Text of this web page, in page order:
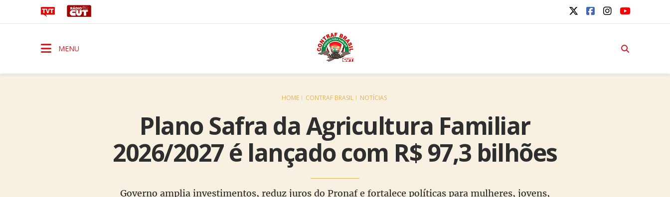
MENU
HOME CONTRAF BRASIL NOTÍCIAS
Plano Safra da Agricultura Familiar
2026/2027 é lançado com R$ 97,3 bilhões
Governo amplia investimentos, reduz juros do Pronaf e fortalece políticas para mulheres, jovens,